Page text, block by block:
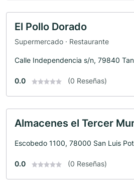
El Pollo Dorado
Supermercado · Restaurante
Calle Independencia s/n, 79840
0.0 (0 Reseñas)
Almacenes el Tercer
Escobedo 1100, 78000 San Luis
0.0 (0 Reseñas)